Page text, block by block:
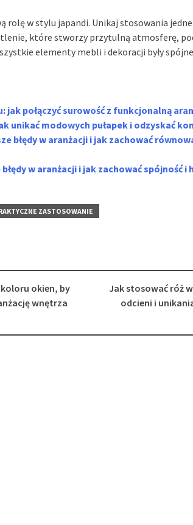
rolę w stylu japandi. Unikaj stosowania
które stworzy przytulną atmosferę,
elementy mebli i dekoracji były
połączyć surowość z funkcjonalną
unikać modowych pułapek i odzyskać
błędy w aranżacji i jak zachować
w aranżacji i jak zachować spójność i
ZASTOSOWANIE
okien, by
wnętrza
Jak stosować róż
odcieni i